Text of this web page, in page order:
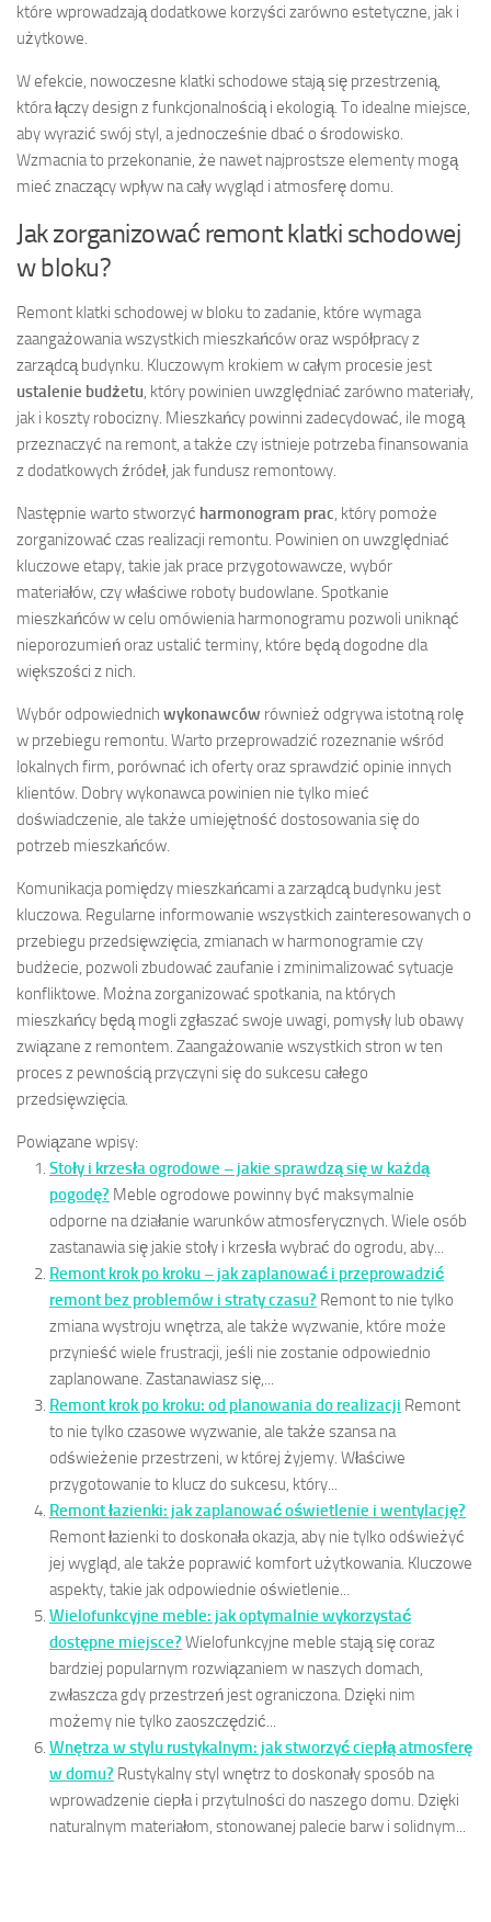
które wprowadzają dodatkowe korzyści zarówno estetyczne, jak i
użytkowe.
W efekcie, nowoczesne klatki schodowe stają się przestrzenią,
która łączy design z funkcjonalnością i ekologią. To idealne miejsce,
aby wyrazić swój styl, a jednocześnie dbać o środowisko.
Wzmacnia to przekonanie, że nawet najprostsze elementy mogą
mieć znaczący wpływ na cały wygląd i atmosferę domu.
Jak zorganizować remont klatki schodowej
w bloku?
Remont klatki schodowej w bloku to zadanie, które wymaga
zaangażowania wszystkich mieszkańców oraz współpracy z
zarządcą budynku. Kluczowym krokiem w całym procesie jest
ustalenie budżetu, który powinien uwzględniać zarówno materiały,
jak i koszty robocizny. Mieszkańcy powinni zadecydować, ile mogą
przeznaczyć na remont, a także czy istnieje potrzeba finansowania
z dodatkowych źródeł, jak fundusz remontowy.
Następnie warto stworzyć harmonogram prac, który pomoże
zorganizować czas realizacji remontu. Powinien on uwzględniać
kluczowe etapy, takie jak prace przygotowawcze, wybór
materiałów, czy właściwe roboty budowlane. Spotkanie
mieszkańców w celu omówienia harmonogramu pozwoli uniknąć
nieporozumień oraz ustalić terminy, które będą dogodne dla
większości z nich.
Wybór odpowiednich wykonawców również odgrywa istotną rolę
w przebiegu remontu. Warto przeprowadzić rozeznanie wśród
lokalnych firm, porównać ich oferty oraz sprawdzić opinie innych
klientów. Dobry wykonawca powinien nie tylko mieć
doświadczenie, ale także umiejętność dostosowania się do
potrzeb mieszkańców.
Komunikacja pomiędzy mieszkańcami a zarządcą budynku jest
kluczowa. Regularne informowanie wszystkich zainteresowanych o
przebiegu przedsięwzięcia, zmianach w harmonogramie czy
budżecie, pozwoli zbudować zaufanie i zminimalizować sytuacje
konfliktowe. Można zorganizować spotkania, na których
mieszkańcy będą mogli zgłaszać swoje uwagi, pomysły lub obawy
związane z remontem. Zaangażowanie wszystkich stron w ten
proces z pewnością przyczyni się do sukcesu całego
przedsięwzięcia.
Powiązane wpisy:
Stoły i krzesła ogrodowe – jakie sprawdzą się w każdą
pogodę? Meble ogrodowe powinny być maksymalnie
odporne na działanie warunków atmosferycznych. Wiele osób
zastanawia się jakie stoły i krzesła wybrać do ogrodu, aby...
Remont krok po kroku – jak zaplanować i przeprowadzić
remont bez problemów i straty czasu? Remont to nie tylko
zmiana wystroju wnętrza, ale także wyzwanie, które może
przynieść wiele frustracji, jeśli nie zostanie odpowiednio
zaplanowane. Zastanawiasz się,...
Remont krok po kroku: od planowania do realizacji Remont
to nie tylko czasowe wyzwanie, ale także szansa na
odświeżenie przestrzeni, w której żyjemy. Właściwe
przygotowanie to klucz do sukcesu, który...
Remont łazienki: jak zaplanować oświetlenie i wentylację?
Remont łazienki to doskonała okazja, aby nie tylko odświeżyć
jej wygląd, ale także poprawić komfort użytkowania. Kluczowe
aspekty, takie jak odpowiednie oświetlenie...
Wielofunkcyjne meble: jak optymalnie wykorzystać
dostępne miejsce? Wielofunkcyjne meble stają się coraz
bardziej popularnym rozwiązaniem w naszych domach,
zwłaszcza gdy przestrzeń jest ograniczona. Dzięki nim
możemy nie tylko zaoszczędzić...
Wnętrza w stylu rustykalnym: jak stworzyć ciepłą atmosferę
w domu? Rustykalny styl wnętrz to doskonały sposób na
wprowadzenie ciepła i przytulności do naszego domu. Dzięki
naturalnym materiałom, stonowanej palecie barw i solidnym...